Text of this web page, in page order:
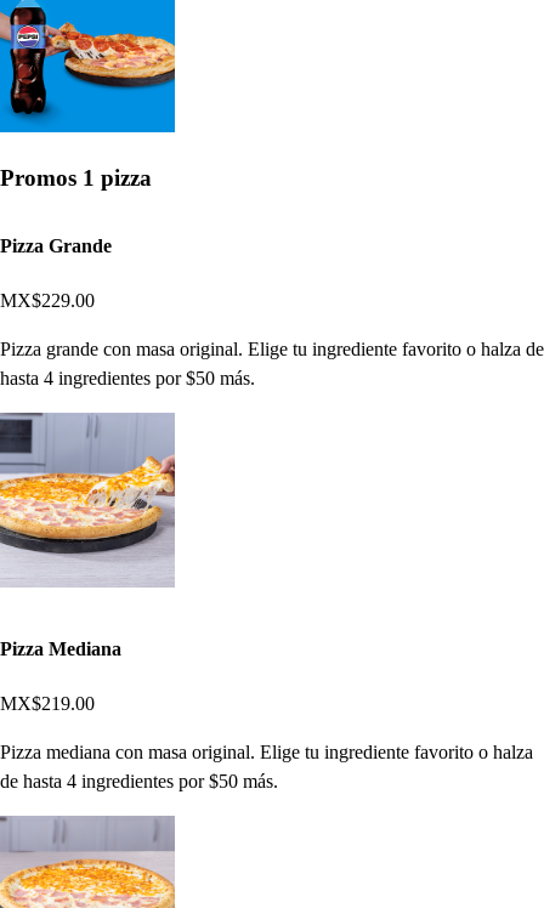
Promos 1 pizza
Pizza Grande
MX$229.00
Pizza grande con masa original. Elige tu ingrediente favorito o halza de
hasta 4 ingredientes por $50 más.
Pizza Mediana
MX$219.00
Pizza mediana con masa original. Elige tu ingrediente favorito o halza
de hasta 4 ingredientes por $50 más.